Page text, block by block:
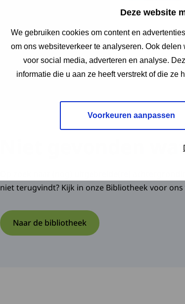
Deze website
We gebruiken cookies om content en
om ons websiteverkeer te analyseren. Ook
voor social media, adverteren en analyse.
informatie die u aan ze heeft verstrekt of die ze
Voorkeuren aanpassen
Niet gevonden
niet terugvindt? Kijk in onze Bibliotheek voor
Naar de bibliotheek